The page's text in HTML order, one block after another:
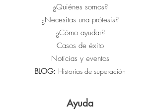
¿Quiénes somos?
¿Necesitas una prótesis?
¿Cómo ayudar?
Casos de éxito
Noticias y eventos
BLOG: Historias de superación
Ayuda